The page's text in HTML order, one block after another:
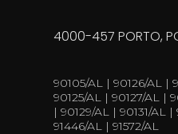
4000-457 PORTO,
90105/AL | 90126/AL |
90125/AL | 90127/AL |
| 90129/AL | 90131/AL |
91446/AL | 91572/AL